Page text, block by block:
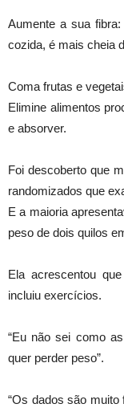
Aumente a sua
cozida, é mais cheia
Coma frutas e
Elimine alimentos
e absorver.
Foi descoberto que
randomizados que
E a maioria
peso de dois quilos
Ela acrescentou
incluiu exercícios.
“Eu não sei como
quer perder peso”.
“Os dados são